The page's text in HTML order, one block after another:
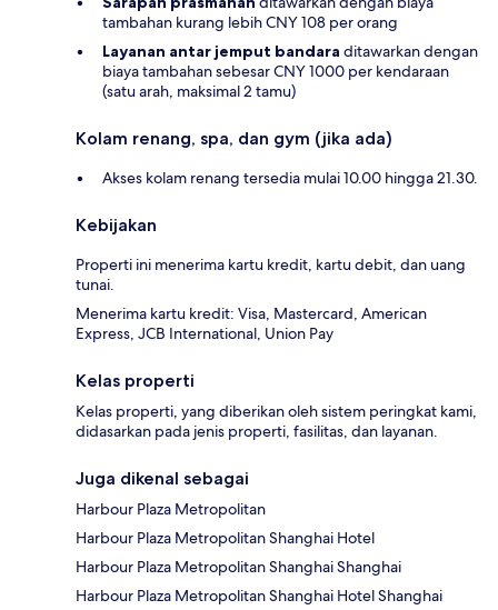
tambahan kurang lebih CNY 108 per orang
Layanan antar jemput bandara ditawarkan dengan
biaya tambahan sebesar CNY 1000 per kendaraan
(satu arah, maksimal 2 tamu)
Kolam renang, spa, dan gym (jika ada)
Akses kolam renang tersedia mulai 10.00 hingga 21.30.
Kebijakan
Properti ini menerima kartu kredit, kartu debit, dan uang
tunai.
Menerima kartu kredit: Visa, Mastercard, American
Express, JCB International, Union Pay
Kelas properti
Kelas properti, yang diberikan oleh sistem peringkat kami,
didasarkan pada jenis properti, fasilitas, dan layanan.
Juga dikenal sebagai
Harbour Plaza Metropolitan
Harbour Plaza Metropolitan Shanghai Hotel
Harbour Plaza Metropolitan Shanghai Shanghai
Harbour Plaza Metropolitan Shanghai Hotel Shanghai